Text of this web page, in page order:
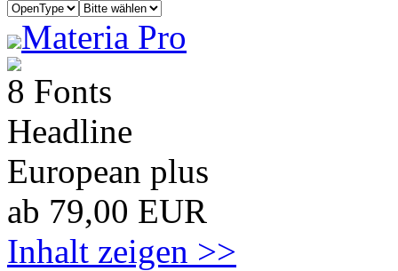
Materia Pro
8 Fonts
Headline
European plus
ab 79,00 EUR
Inhalt zeigen >>